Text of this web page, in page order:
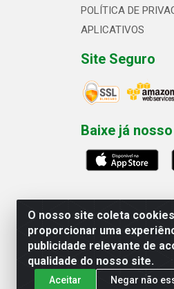
O nosso site coleta
proporcionar uma
publicidade relevante de
qualidade do nosso site.
Aceitar Negar não
POLÍTICA DE
APLICATIVOS
Site Seguro
Baixe já